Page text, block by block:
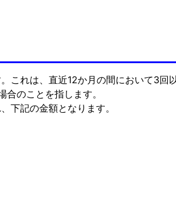
これは、直近12か月の間において3回
のことを指します。
下記の金額となります。